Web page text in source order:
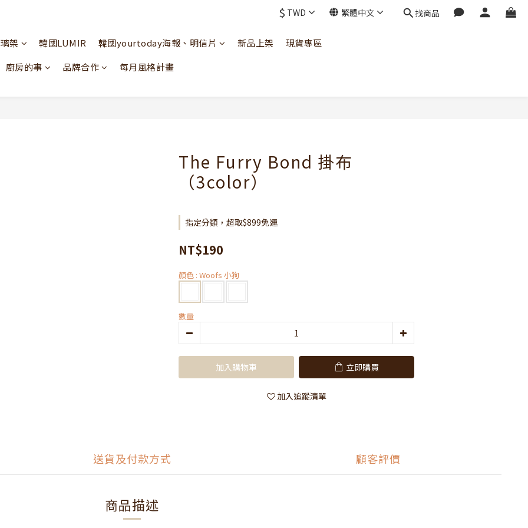
$ TWD 繁體中文 找商品
架 韓國LUMIR 韓國yourtoday海報、明信片 新品上架
現貨專區
廚房的事
品牌合作 每月風格計畫
The Furry Bond 掛布
（3color）
指定分類，超取$899免運
NT$190
顏色 : Woofs 小狗
數量
加入購物車 立即購買
加入追蹤清單
送貨及付款方式 顧客評價
商品描述